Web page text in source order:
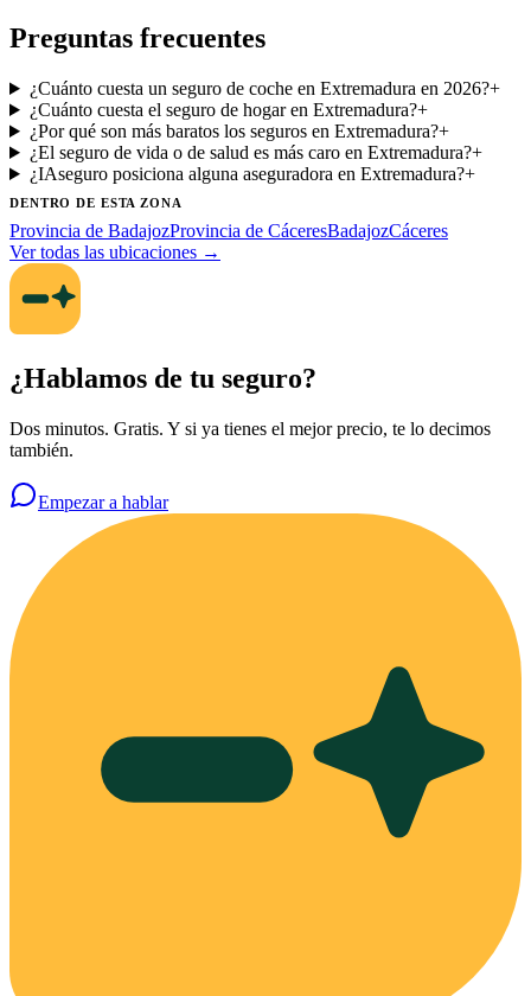
Preguntas frecuentes
¿Cuánto cuesta un seguro de coche en Extremadura en 2026?+
¿Cuánto cuesta el seguro de hogar en Extremadura?+
¿Por qué son más baratos los seguros en Extremadura?+
¿El seguro de vida o de salud es más caro en Extremadura?+
¿IAseguro posiciona alguna aseguradora en Extremadura?+
DENTRO DE ESTA ZONA
Provincia de BadajozProvincia de CáceresBadajozCáceres
Ver todas las ubicaciones →
¿Hablamos de tu seguro?
Dos minutos. Gratis. Y si ya tienes el mejor precio, te lo decimos
también.
Empezar a hablar